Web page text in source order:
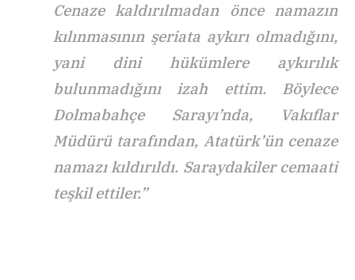
Cenaze kaldırılmadan önce namazın
kılınmasının şeriata aykırı olmadığını,
yani dini hükümlere aykırılık
bulunmadığını izah ettim. Böylece
Dolmabahçe Sarayı’nda, Vakıflar
Müdürü tarafından, Atatürk’ün cenaze
namazı kıldırıldı. Saraydakiler cemaati
teşkil ettiler.”